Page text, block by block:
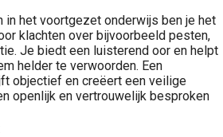
in het voortgezet onderwijs ben je het
klachten over bijvoorbeeld pesten,
Je biedt een luisterend oor en helpt
helder te verwoorden. Een
objectief en creëert een veilige
openlijk en vertrouwelijk besproken